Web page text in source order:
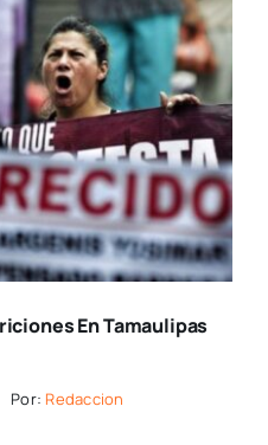
En Tamaulipas
Por: Redaccion